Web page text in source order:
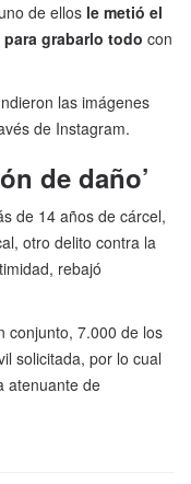
de ellos le metió el
grabarlo todo con
las imágenes
de Instagram.
de daño’
de 14 años de cárcel,
otro delito contra la
rebajó
conjunto, 7.000 de los
solicitada, por lo cual
atenuante de